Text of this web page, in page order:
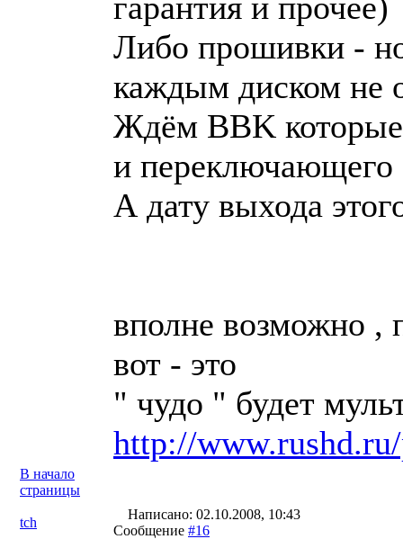
Либо прошивки -
каждым диском не
Ждём BBK которые
и переключающего
А дату выхода
вполне возможно
вот - это
" чудо " будет
http://
В начало
страницы
tch
Написано: 02.10.2008, 10:43
Сообщение #16